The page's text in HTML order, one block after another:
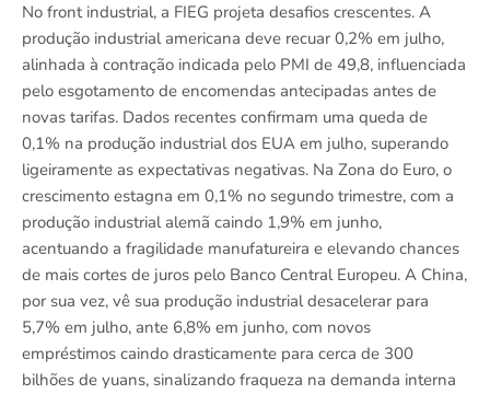
No front industrial, a FIEG projeta desafios crescentes. A
produção industrial americana deve recuar 0,2% em julho,
alinhada à contração indicada pelo PMI de 49,8, influenciada
pelo esgotamento de encomendas antecipadas antes de
novas tarifas. Dados recentes confirmam uma queda de
0,1% na produção industrial dos EUA em julho, superando
ligeiramente as expectativas negativas. Na Zona do Euro, o
crescimento estagna em 0,1% no segundo trimestre, com a
produção industrial alemã caindo 1,9% em junho,
acentuando a fragilidade manufatureira e elevando chances
de mais cortes de juros pelo Banco Central Europeu. A China,
por sua vez, vê sua produção industrial desacelerar para
5,7% em julho, ante 6,8% em junho, com novos
empréstimos caindo drasticamente para cerca de 300
bilhões de yuans, sinalizando fraqueza na demanda interna